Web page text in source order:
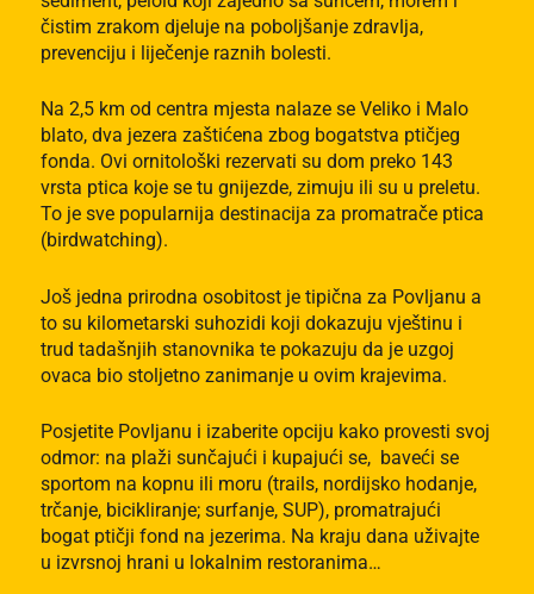
čistim zrakom djeluje na poboljšanje zdravlja,
prevenciju i liječenje raznih bolesti.
Na 2,5 km od centra mjesta nalaze se Veliko i Malo
blato, dva jezera zaštićena zbog bogatstva ptičjeg
fonda. Ovi ornitološki rezervati su dom preko 143
vrsta ptica koje se tu gnijezde, zimuju ili su u preletu.
To je sve popularnija destinacija za promatrače ptica
(birdwatching).
Još jedna prirodna osobitost je tipična za Povljanu a
to su kilometarski suhozidi koji dokazuju vještinu i
trud tadašnjih stanovnika te pokazuju da je uzgoj
ovaca bio stoljetno zanimanje u ovim krajevima.
Posjetite Povljanu i izaberite opciju kako provesti svoj
odmor: na plaži sunčajući i kupajući se, baveći se
sportom na kopnu ili moru (trails, nordijsko hodanje,
trčanje, bicikliranje; surfanje, SUP), promatrajući
bogat ptičji fond na jezerima. Na kraju dana uživajte
u izvrsnoj hrani u lokalnim restoranima…